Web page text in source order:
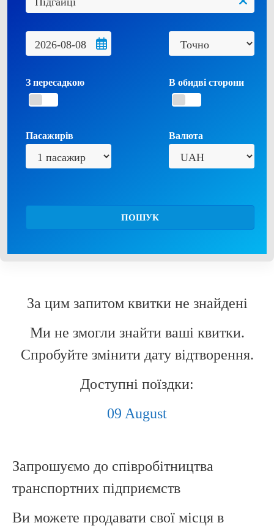
З пересадкою В обидві сторони
Пасажирів Валюта
ПОШУК
За цим запитом квитки не знайдені
Ми не змогли знайти ваші квитки.
Спробуйте змінити дату відтворення.
Доступні поїздки:
09 August
Запрошуємо до співробітництва
транспортних підприємств
Ви можете продавати свої місця в